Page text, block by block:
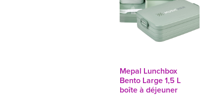
Mepal Lunchbox
Bento Large 1,5 L
boîte à déjeuner